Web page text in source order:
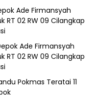
Ade Firmansyah
RT 02 RW 09 Cilangkap
Ade Firmansyah
RT 02 RW 09 Cilangkap
Pokmas Teratai 11